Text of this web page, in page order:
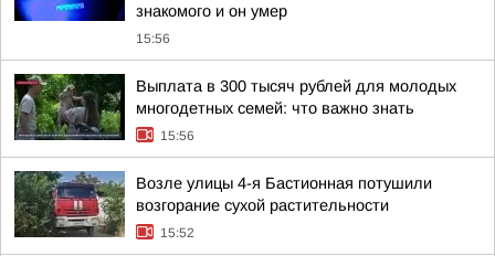
знакомого и он умер
15:56
Выплата в 300 тысяч рублей для молодых
многодетных семей: что важно знать
15:56
Возле улицы 4-я Бастионная потушили
возгорание сухой растительности
15:52